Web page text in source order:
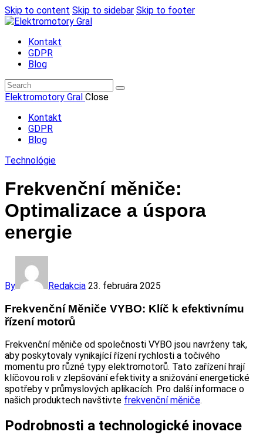
Skip to content Skip to sidebar Skip to footer
Kontakt
GDPR
Blog
Elektromotory Gral Close
Kontakt
GDPR
Blog
Technológie
Frekvenční měniče:
Optimalizace a úspora
energie
By Redakcia 23. februára 2025
Frekvenční Měniče VYBO: Klíč k efektivnímu
řízení motorů
Frekvenční měniče od společnosti VYBO jsou navrženy tak,
aby poskytovaly vynikající řízení rychlosti a točivého
momentu pro různé typy elektromotorů. Tato zařízení hrají
klíčovou roli v zlepšování efektivity a snižování energetické
spotřeby v průmyslových aplikacích. Pro další informace o
našich produktech navštivte frekvenční měniče.
Podrobnosti a technologické inovace